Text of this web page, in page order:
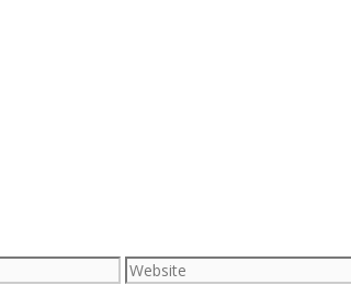
Website